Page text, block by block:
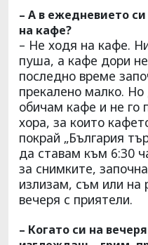
– А в ежедневието
на кафе?
– Не ходя на кафе.
пуша, а кафе дори
последно време
прекалено малко.
обичам кафе и не го
хора, за които
покрай „България
да ставам към 6:30
за снимките,
излизам, съм или на
вечеря с приятели.
– Когато си на